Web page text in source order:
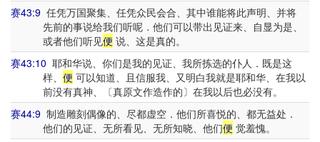
赛43:9 任凭万国聚集、任凭众民会合、其中谁能将此声明、并将
先前的事说给我们听呢．他们可以带出见证来、自显为是、
或者他们听见便 说、这是真的。
赛43:10 耶和华说、你们是我的见证、我所拣选的仆人．既是这
样、 便 可以知道、且信服我、又明白我就是耶和华、在我以
前没有真神、〔真原文作造作的〕在我以后也必没有。
赛44:9 制造雕刻偶像的、尽都虚空．他们所喜悦的、都无益处．
他们的见证、无所看见、无所知晓、他们便 觉羞愧。